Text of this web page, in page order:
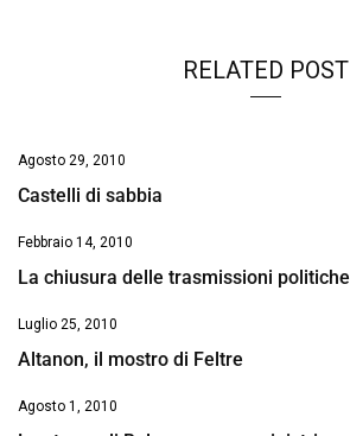
RELATED POST
Agosto 29, 2010
Castelli di sabbia
Febbraio 14, 2010
La chiusura delle trasmissioni politiche
Luglio 25, 2010
Altanon, il mostro di Feltre
Agosto 1, 2010